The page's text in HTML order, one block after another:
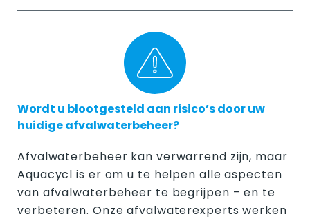
Wordt u blootgesteld aan risico’s door uw
huidige afvalwaterbeheer?
Afvalwaterbeheer kan verwarrend zijn, maar
Aquacycl is er om u te helpen alle aspecten
van afvalwaterbeheer te begrijpen – en te
verbeteren. Onze afvalwaterexperts werken